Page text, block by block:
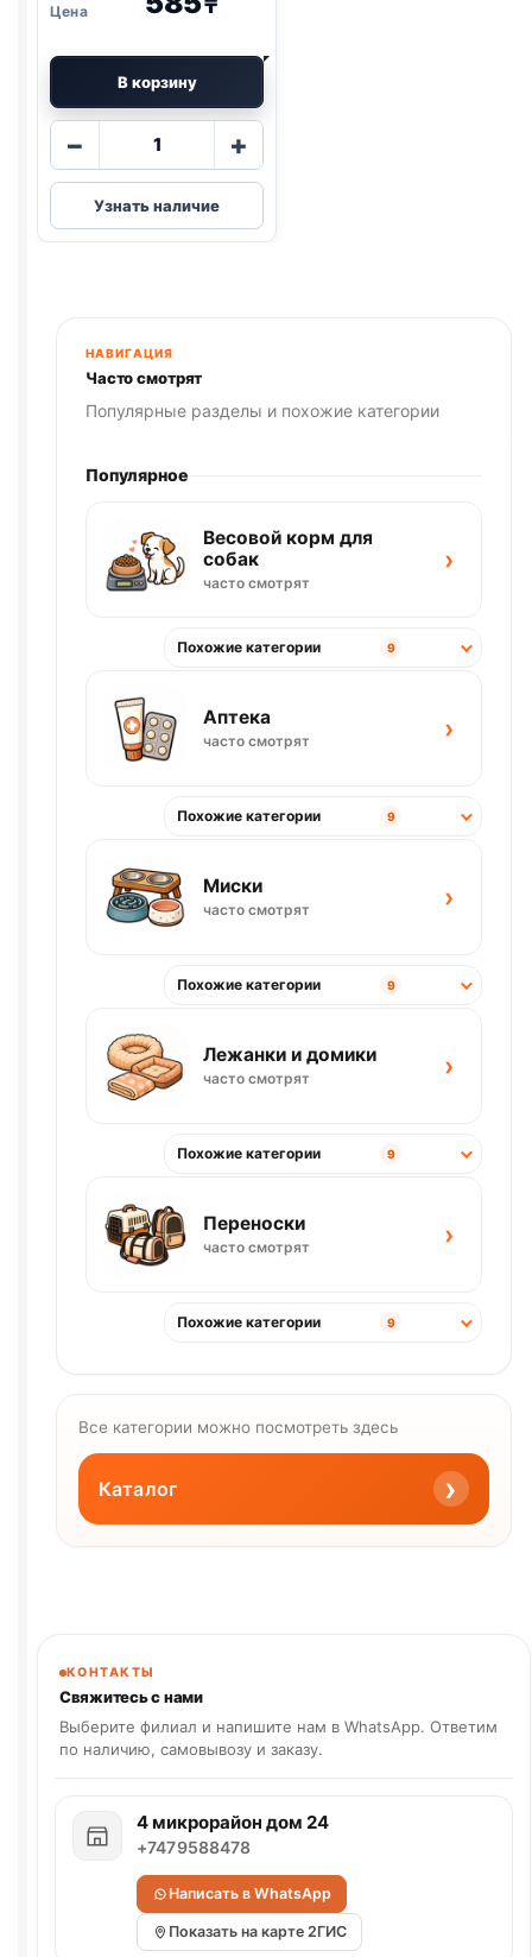
₸
В корзину
−
Количество
AlphaPet
влаж.
(СТЕРИЛ.,
80г
+
Узнать наличие
НАВИГАЦИЯ
Часто смотрят
Популярные разделы и похожие категории
Популярное
Весовой корм для
собак
часто смотрят
›
Похожие категории 9
Аптека
часто смотрят ›
Похожие категории 9
Миски
часто смотрят ›
Похожие категории 9
Лежанки и домики
часто смотрят ›
Похожие категории 9
Переноски
часто смотрят ›
Похожие категории 9
Все категории можно посмотреть здесь
Каталог ›
КОНТАКТЫ
Свяжитесь с нами
Выберите филиал и напишите нам в WhatsApp. Ответим
по наличию, самовывозу и заказу.
4 микрорайон дом 24
+7479588478
Написать в WhatsApp
Показать на карте 2ГИС